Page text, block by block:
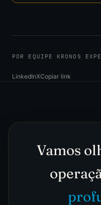
POR EQUIPE KRONOS
LinkedInXCopiar link
Vamos